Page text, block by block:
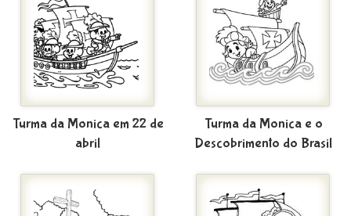
Turma da Monica em 22 de
abril
Turma da Monica e o
Descobrimento do Brasil